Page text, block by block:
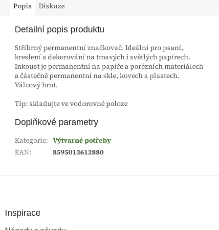
Popis Diskuze
Detailní popis produktu
Stříbrný permanentní značkovač. Ideální pro psaní,
kreslení a dekorování na tmavých i světlých papírech.
Inkoust je permanentní na papíře a porézních materiálech
a částečně permanentní na skle, kovech a plastech.
Válcový hrot.
Tip: skladujte ve vodorovné poloze
Doplňkové parametry
Kategorie: Výtvarné potřeby
EAN: 8595013612880
Inspirace